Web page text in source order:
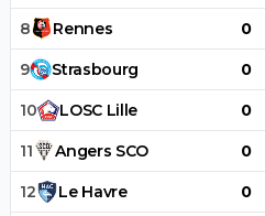
8 Rennes 0
9 Strasbourg 0
10 LOSC Lille 0
11 Angers SCO 0
12 Le Havre 0